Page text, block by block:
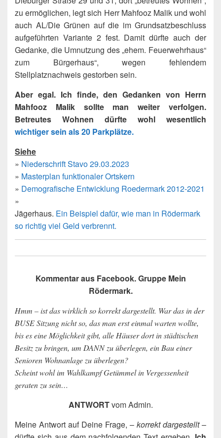
zu ermöglichen, legt sich Herr Mahfooz Malik und wohl
auch AL/Die Grünen auf die im Grundsatzbeschluss
aufgeführten Variante 2 fest. Damit dürfte auch der
Gedanke, die Umnutzung des „ehem. Feuerwehrhaus“
zum Bürgerhaus“, wegen fehlendem
Stellplatznachweis gestorben sein.
Aber egal. Ich finde, den Gedanken von Herrn
Mahfooz Malik sollte man weiter verfolgen.
Betreutes Wohnen dürfte wohl wesentlich
wichtiger sein als 20 Parkplätze.
Siehe
» Niederschrift Stavo 29.03.2023
» Masterplan funktionaler Ortskern
» Demografische Entwicklung Roedermark 2012-2021
»
Jägerhaus. Ein Beispiel dafür, wie man in Rödermark
so richtig viel Geld verbrennt.
Kommentar aus Facebook. Gruppe Mein
Rödermark.
Hmm – ist das wirklich so korrekt dargestellt. War das in der
BUSE Sitzung nicht so, das man erst einmal warten wollte,
bis es eine Möglichkeit gibt, alle Häuser dort in städtischen
Besitz zu bringen, um DANN zu überlegen, ein Bau einer
Senioren Wohnanlage zu überlegen?
Scheint wohl im Wahlkampf Getümmel in Vergessenheit
geraten zu sein…
ANTWORTvom Admin.
Meine Antwort auf Deine Frage, – korrekt dargestellt–